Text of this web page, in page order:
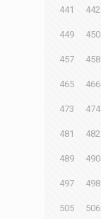
441 442
449 450
457 458
465 466
473 474
481 482
489 490
497 498
505 506